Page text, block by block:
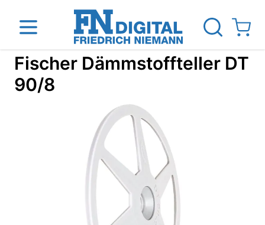
Direkt zum Inhalt
View
Fischer Dämmstoffteller DT
90/8